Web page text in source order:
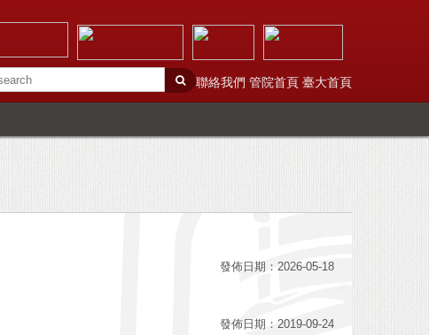
聯絡我們 管院首頁 臺大首頁
發佈日期：2026-05-18
發佈日期：2019-09-24